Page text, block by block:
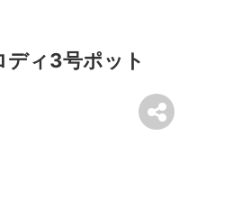
ディ3号ポット